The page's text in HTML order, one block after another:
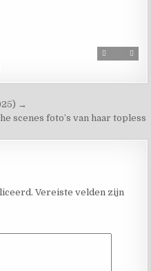
→
scenes foto’s van haar topless
Vereiste velden zijn